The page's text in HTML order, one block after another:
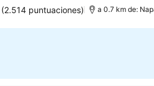
(2.514 puntuaciones) a 0.7 km de: